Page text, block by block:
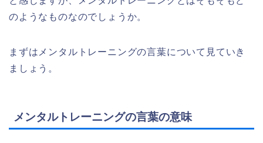
のようなものなのでしょうか。
まずはメンタルトレーニングの言葉について見ていき
ましょう。
メンタルトレーニングの言葉の意味